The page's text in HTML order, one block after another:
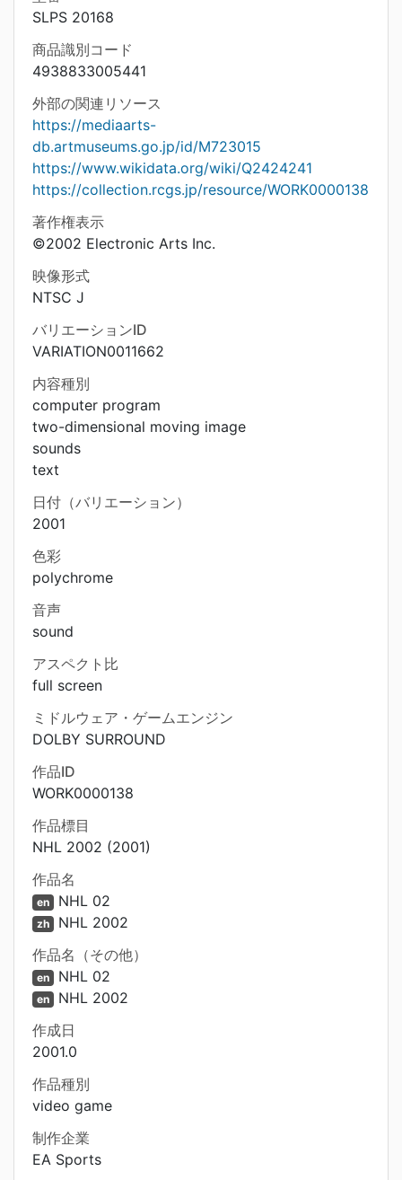
SLPS 20168
商品識別コード
4938833005441
外部の関連リソース
https://mediaarts-
db.artmuseums.go.jp/id/M723015
https://www.wikidata.org/wiki/Q2424241
https://collection.rcgs.jp/resource/WORK0000138
著作権表示
©2002 Electronic Arts Inc.
映像形式
NTSC J
バリエーションID
VARIATION0011662
内容種別
computer program
two-dimensional moving image
sounds
text
日付（バリエーション）
2001
色彩
polychrome
音声
sound
アスペクト比
full screen
ミドルウェア・ゲームエンジン
DOLBY SURROUND
作品ID
WORK0000138
作品標目
NHL 2002 (2001)
作品名
en NHL 02
zh NHL 2002
作品名（その他）
en NHL 02
en NHL 2002
作成日
2001.0
作品種別
video game
制作企業
EA Sports